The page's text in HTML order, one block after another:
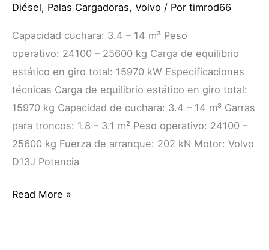
Diésel, Palas Cargadoras, Volvo / Por timrod66
Capacidad cuchara: 3.4 – 14 m³ Peso
operativo: 24100 – 25600 kg Carga de equilibrio
estático en giro total: 15970 kW Especificaciones
técnicas Carga de equilibrio estático en giro total:
15970 kg Capacidad de cuchara: 3.4 – 14 m³ Garras
para troncos: 1.8 – 3.1 m² Peso operativo: 24100 –
25600 kg Fuerza de arranque: 202 kN Motor: Volvo
D13J Potencia
Read More »